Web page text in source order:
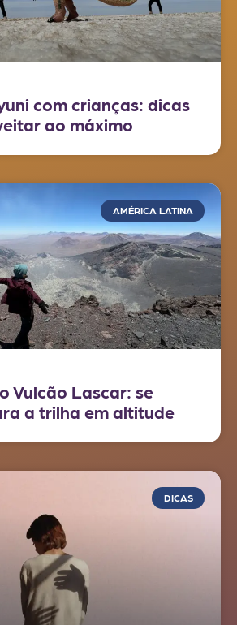
com crianças: dicas
ao máximo
AMÉRICA LATINA
Vulcão Lascar: se
a trilha em altitude
DICAS